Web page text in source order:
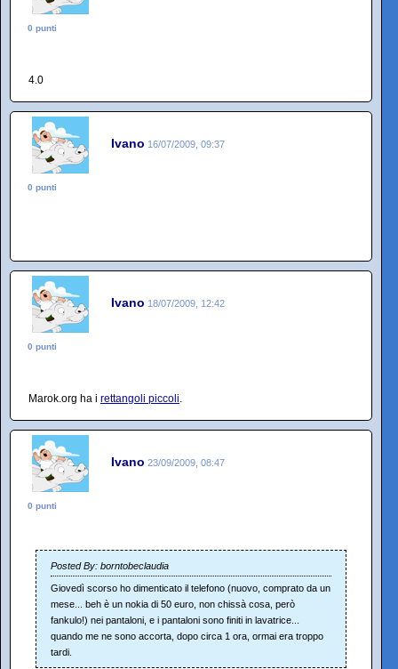
0 punti
4.0
Ivano 16/07/2009, 09:37
0 punti
Ivano 18/07/2009, 12:42
0 punti
Marok.org ha i rettangoli piccoli.
Ivano 23/09/2009, 08:47
0 punti
Posted By: borntobeclaudia
Giovedì scorso ho dimenticato il telefono (nuovo, comprato da un
mese... beh è un nokia di 50 euro, non chissà cosa, però
fankulo!) nei pantaloni, e i pantaloni sono finiti in lavatrice...
quando me ne sono accorta, dopo circa 1 ora, ormai era troppo
tardi.